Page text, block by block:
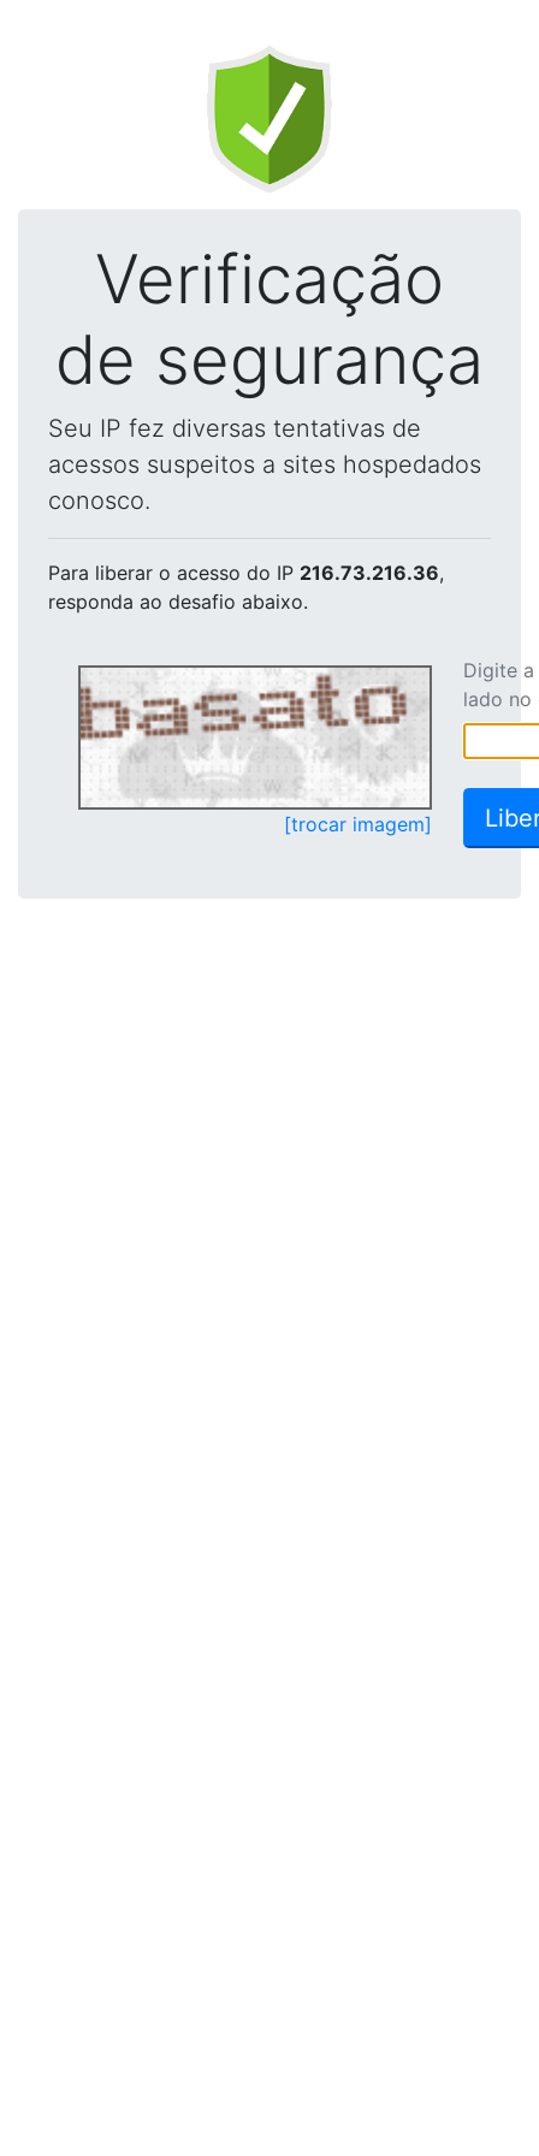
Verificação
de segurança
Seu IP fez diversas tentativas de
acessos suspeitos a sites hospedados
conosco.
Para liberar o acesso do IP 216.73.216.36,
responda ao desafio abaixo.
[trocar imagem]
Digite
lado no